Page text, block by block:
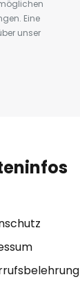
Eine
unser